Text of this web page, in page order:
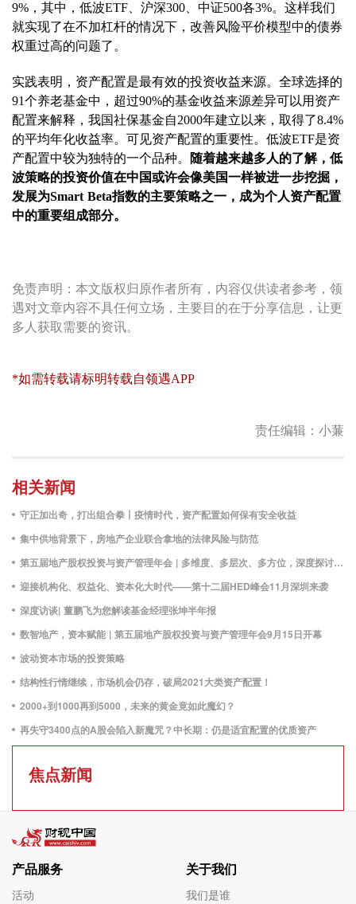
9%，其中，低波ETF、沪深300、中证500各3%。这样我们
就实现了在不加杠杆的情况下，改善风险平价模型中的债券
权重过高的问题了。
实践表明，资产配置是最有效的投资收益来源。全球选择的
91个养老基金中，超过90%的基金收益来源差异可以用资产
配置来解释，我国社保基金自2000年建立以来，取得了8.4%
的平均年化收益率。可见资产配置的重要性。低波ETF是资
产配置中较为独特的一个品种。
随着越来越多人的了解，低
波策略的投资价值在中国或许会像美国一样被进一步挖掘，
发展为Smart Beta指数的主要策略之一，成为个人资产配置
中的重要组成部分。
免责声明：本文版权归原作者所有，内容仅供读者参考，领
遇对文章内容不具任何立场，主要目的在于分享信息，让更
多人获取需要的资讯。
*如需转载请标明转载自领遇APP
责任编辑：小蒹
相关新闻
守正加出奇，打出组合拳丨疫情时代，资产配置如何保有安全收益
集中供地背景下，房地产企业联合拿地的法律风险与防范
第五届地产股权投资与资产管理年会 | 多维度、多层次、多方位，深度探讨地产股权投资发展新思路！
迎接机构化、权益化、资本化大时代——第十二届HED峰会11月深圳来袭
深度访谈| 董鹏飞为您解读基金经理张坤半年报
数智地产，资本赋能 | 第五届地产股权投资与资产管理年会9月15日开幕
波动资本市场的投资策略
结构性行情继续，市场机会仍存，破局2021大类资产配置！
2000+到1000再到5000，未来的黄金竟如此魔幻？
再失守3400点的A股会陷入新魔咒？中长期：仍是适宜配置的优质资产
焦点新闻
产品服务
活动
关于我们
我们是谁